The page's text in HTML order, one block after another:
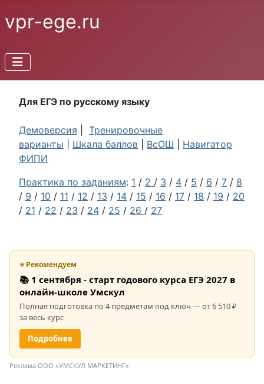
vpr-ege.ru
Для ЕГЭ по русскому языку
Демоверсия
Тренировочные
варианты
Шкала баллов ВсОШ
Навигатор
ФИПИ
Практика по заданиям: 1 / 2 / 3 / 4 / 5 / 6 / 7 / 8
/ 9 / 10 / 11 / 12 / 13 / 14 / 15 / 16 / 17 / 18 / 19 / 20
/ 21 / 22 / 23 / 24 / 25 / 26 / 27
⭐ Рекомендуем
📚 1 сентября - старт годового курса ЕГЭ 2027 в
онлайн-школе Умскул
Полная подготовка по 4 предметам под ключ — от 6 510 ₽
за весь курс
Подробнее
Реклама ООО «УМСКУЛ МАРКЕТИНГ»